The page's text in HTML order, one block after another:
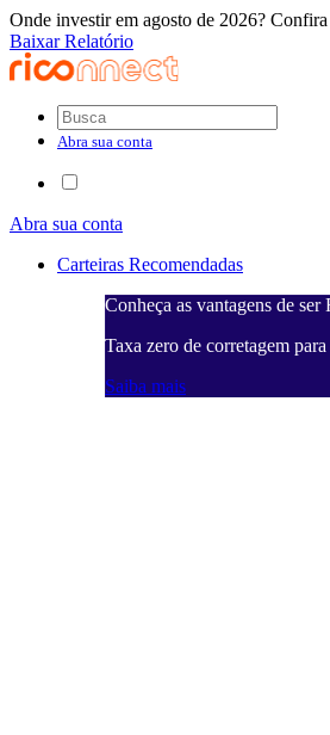
Onde investir em agosto de 2026?
Baixar Relatório
Abra sua conta
Abra sua conta
Carteiras Recomendadas
Conheça as vantagens de ser
Taxa zero de corretagem
Saiba mais